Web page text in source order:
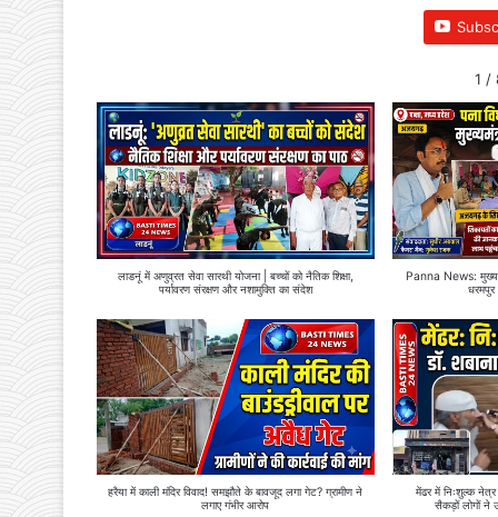
1 /
लाडनूं में अणुव्रत सेवा सारथी योजना | बच्चों को नैतिक शिक्षा,
पर्यावरण संरक्षण और नशामुक्ति का संदेश
Panna News:
धरमपुर
हरैया में काली मंदिर विवाद! समझौते के बावजूद लगा गेट? ग्रामीण ने
लगाए गंभीर आरोप
मेंढर में निःशुल्क नेत्र
सैकड़ों लोगों ने